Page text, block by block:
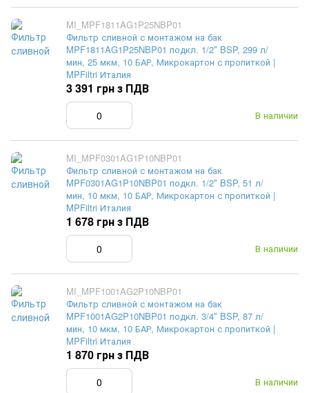
MI_MPF1811AG1P25NBP01
Фильтр сливной с монтажом на бак
MPF1811AG1P25NBP01 подкл. 1/2″ BSP, 299 л/
мин, 25 мкм, 10 БАР, Микрокартон с пропиткой |
MPFiltri Италия
В наличии
3 391 грн з ПДВ
MI_MPF0301AG1P10NBP01
Фильтр сливной с монтажом на бак
MPF0301AG1P10NBP01 подкл. 1/2″ BSP, 51 л/
мин, 10 мкм, 10 БАР, Микрокартон с пропиткой |
MPFiltri Италия
В наличии
1 678 грн з ПДВ
MI_MPF1001AG2P10NBP01
Фильтр сливной с монтажом на бак
MPF1001AG2P10NBP01 подкл. 3/4″ BSP, 87 л/
мин, 10 мкм, 10 БАР, Микрокартон с пропиткой |
MPFiltri Италия
В наличии
1 870 грн з ПДВ